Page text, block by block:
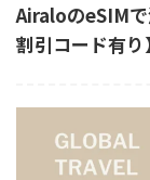
AiraloのeSIM
割引コード有り】